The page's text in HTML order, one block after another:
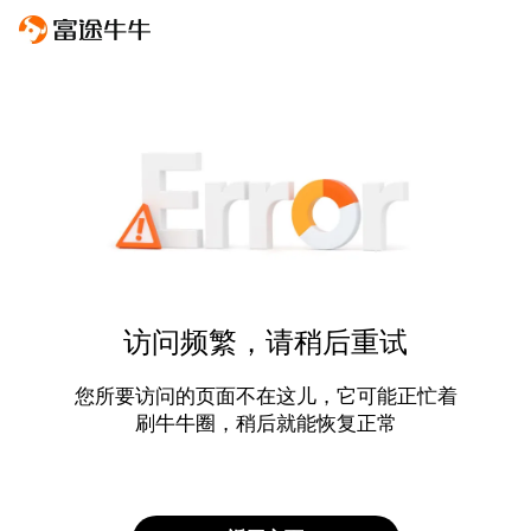
访问频繁，请稍后重试
您所要访问的页面不在这儿，它可能正忙着
刷牛牛圈，稍后就能恢复正常